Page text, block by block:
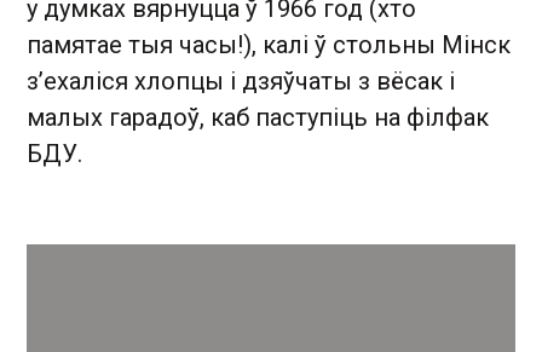
у думках вярнуцца ў 1966 год (хто
памятае тыя часы!), калі ў стольны Мінск
з’ехаліся хлопцы і дзяўчаты з вёсак і
малых гарадоў, каб паступіць на філфак
БДУ.